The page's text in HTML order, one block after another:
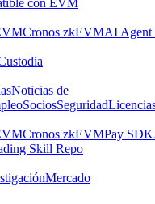
con EVM
Cronos zkEVMAI Agent
Noticias de
SociosSeguridad
Cronos zkEVMPay SDK
Skill Repo
Mercado